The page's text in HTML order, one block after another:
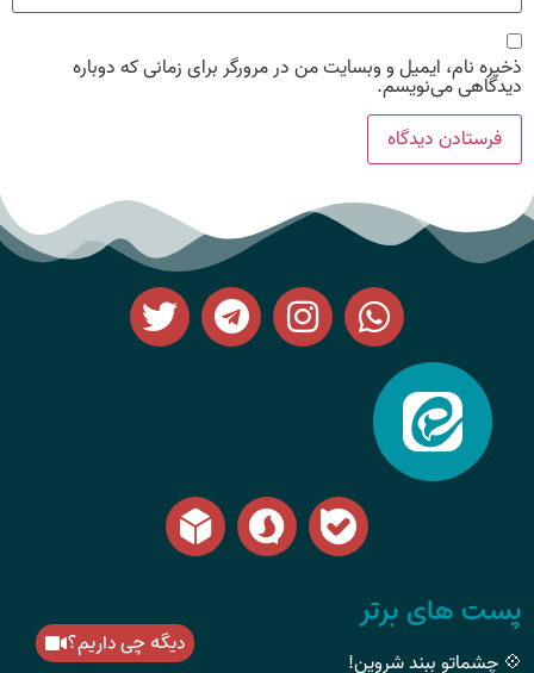
ذخیره نام، ایمیل و وبسایت من در مرورگر برای زمانی که دوباره
دیدگاهی می‌نویسم.
پست های برتر
💠 چشماتو ببند شروین!
دیگه چی داریم؟